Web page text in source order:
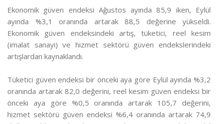
Ekonomik güven endeksi Ağustos ayında 85,9 iken, Eylül
ayında %3,1 oranında artarak 88,5 değerine yükseldi.
Ekonomik güven endeksindeki artış, tüketici, reel kesim
(imalat sanayi) ve hizmet sektörü güven endekslerindeki
artışlardan kaynaklandı.
Tüketici güven endeksi bir önceki aya göre Eylül ayında %3,2
oranında artarak 82,0 değerini, reel kesim güven endeksi bir
önceki aya göre %0,5 oranında artarak 105,7 değerini,
hizmet sektörü güven endeksi %6,4 oranında artarak 74,9